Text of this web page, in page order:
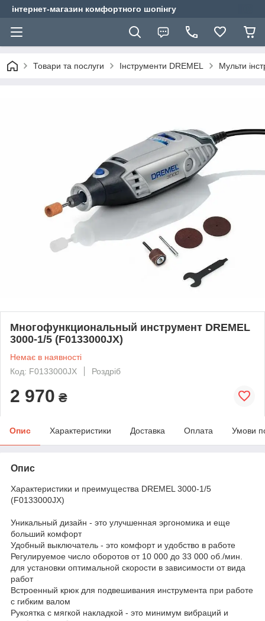
інтернет-магазин комфортного шопінгу
Товари та послуги Інструменти DREMEL Мульти
Многофункциональный инструмент DREMEL
3000-1/5 (F0133000JX)
Немає в наявності
Код: F0133000JX
Роздріб
2 970 ₴
Опис Характеристики Доставка Оплата Умови
Опис
Характеристики и преимущества DREMEL 3000-1/5
(F0133000JX)
Уникальный дизайн - это улучшенная эргономика и еще
больший комфорт
Удобный выключатель - это комфорт и удобство в работе
Регулируемое число оборотов от 10 000 до 33 000 об./мин.
для установки оптимальной скорости в зависимости от вида
работ
Встроенный крюк для подвешивания инструмента при работе
с гибким валом
Рукоятка с мягкой накладкой - это минимум вибраций и